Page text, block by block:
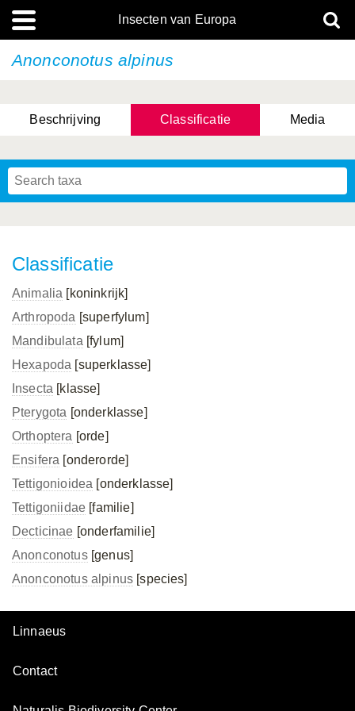
Insecten van Europa
Anonconotus alpinus
Beschrijving Classificatie Media
Classificatie
Animalia [koninkrijk]
Arthropoda [superfylum]
Mandibulata [fylum]
Hexapoda [superklasse]
Insecta [klasse]
Pterygota [onderklasse]
Orthoptera [orde]
Ensifera [onderorde]
Tettigonioidea [onderklasse]
Tettigoniidae [familie]
Decticinae [onderfamilie]
Anonconotus[genus]
Anonconotus alpinus [species]
Linnaeus
Contact